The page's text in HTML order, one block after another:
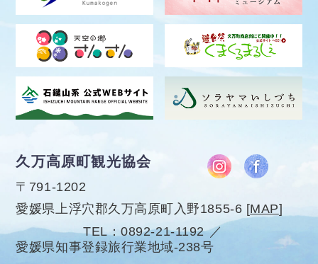
久万高原町観光協会
〒791-1202
愛媛県上浮穴郡久万高原町入野1855-6 [MAP]
TEL
0892-21-1192
愛媛県知事登録旅行業地域-238号